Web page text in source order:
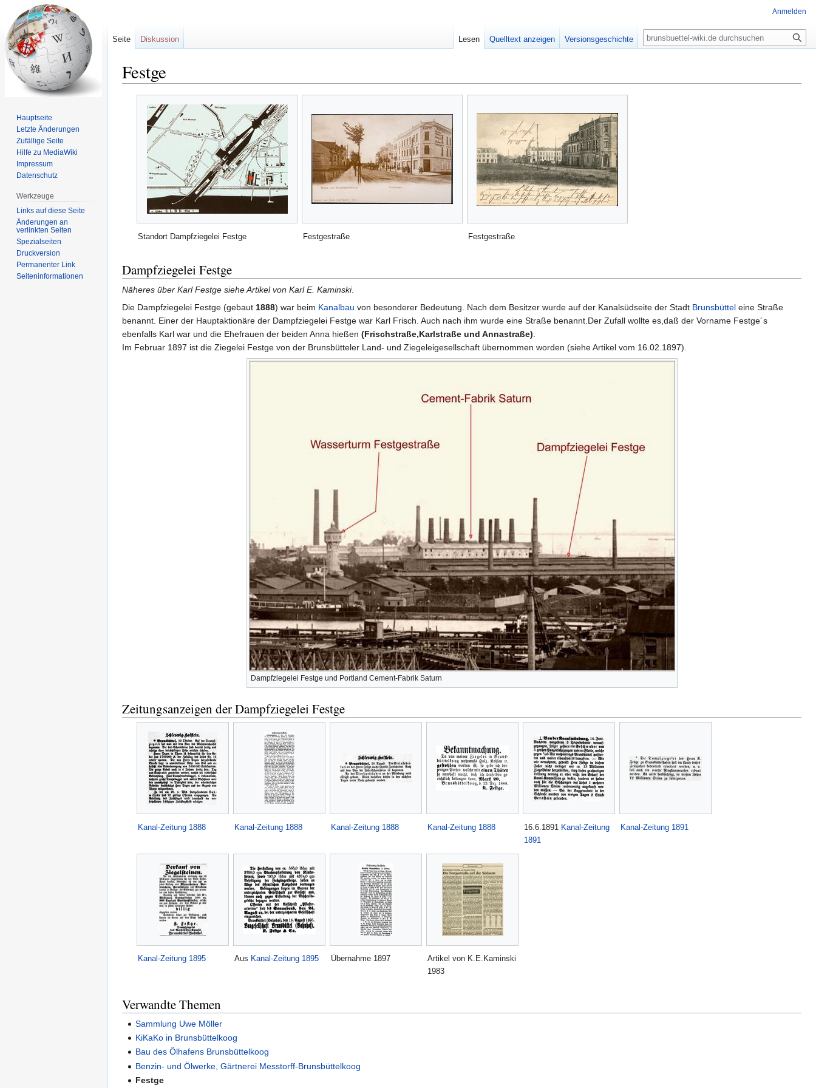
Festge
Navigation
springen
springen
Standort Dampfziegelei Festge Festgestraße Festgestraße
Dampfziegelei Festge
Näheres über Karl Festge siehe Artikel von Karl E. Kaminski.
Die Dampfziegelei Festge (gebaut 1888) war beim Kanalbau von besonderer Bedeutung. Nach dem Besitzer wurde auf der Kanalsüdseite der Stadt Brunsbüttel eine Straße
benannt. Einer der Hauptaktionäre der Dampfziegelei Festge war Karl Frisch. Auch nach ihm wurde eine Straße benannt.Der Zufall wollte es,daß der Vorname Festge´s
ebenfalls Karl war und die Ehefrauen der beiden Anna hießen (Frischstraße,Karlstraße und Annastraße)
Im Februar 1897 ist die Ziegelei Festge von der Brunsbütteler Land- und Ziegeleigesellschaft übernommen worden (siehe Artikel vom 16.02.1897).
Dampfziegelei Festge und Portland Cement-Fabrik Saturn
Zeitungsanzeigen der Dampfziegelei Festge
Kanal-Zeitung 1888 Kanal-Zeitung 1888 Kanal-Zeitung 1888 Kanal-Zeitung 1888 16.6.1891 Kanal-Zeitung
1891
Kanal-Zeitung 1891
Kanal-Zeitung 1895 Aus Kanal-Zeitung 1895 Übernahme 1897
Artikel von K.E.Kaminski
1983
Verwandte Themen
Sammlung Uwe Möller
KiKaKo in Brunsbüttelkoog
Bau des Ölhafens Brunsbüttelkoog
Benzin- und Ölwerke, Gärtnerei Messtorff-Brunsbüttelkoog
Festge
Anmelden
Seite Diskussion Lesen Quelltext anzeigen Versionsgeschichte
Suche
Hauptseite
Letzte Änderungen
Zufällige Seite
Hilfe zu MediaWiki
Impressum
Datenschutz
Werkzeuge
Links auf diese Seite
Änderungen an
verlinkten Seiten
Spezialseiten
Druckversion
Permanenter Link
Seiten­informationen